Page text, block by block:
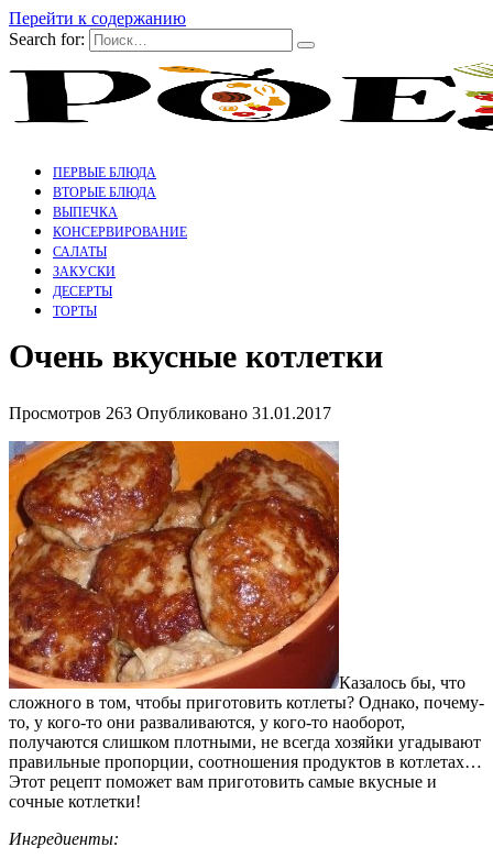
Перейти к содержанию
Search for:
ПЕРВЫЕ БЛЮДА
ВТОРЫЕ БЛЮДА
ВЫПЕЧКА
КОНСЕРВИРОВАНИЕ
САЛАТЫ
ЗАКУСКИ
ДЕСЕРТЫ
ТОРТЫ
Очень вкусные котлетки
Просмотров 263 Опубликовано 31.01.2017
Казалось бы, что
сложного в том, чтобы приготовить котлеты? Однако, почему-
то, у кого-то они разваливаются, у кого-то наоборот,
получаются слишком плотными, не всегда хозяйки угадывают
правильные пропорции, соотношения продуктов в котлетах…
Этот рецепт поможет вам приготовить самые вкусные и
сочные котлетки!
Ингредиенты: